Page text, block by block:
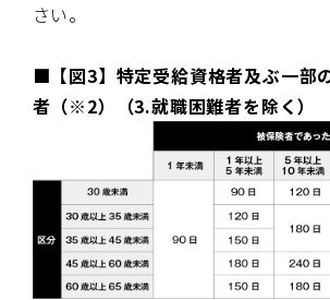
さい。
■【図3】特定受給資格者及ぶ一部
者（※2）（3.就職困難者を除く）